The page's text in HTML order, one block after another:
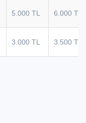
5.000 TL 6.000 TL
3.000 TL 3.500 TL